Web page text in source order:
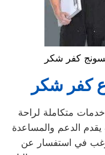
كفر شكر
كفر شكر
متكاملة لراحة
الدعم والمساعدة
في استفسار عن